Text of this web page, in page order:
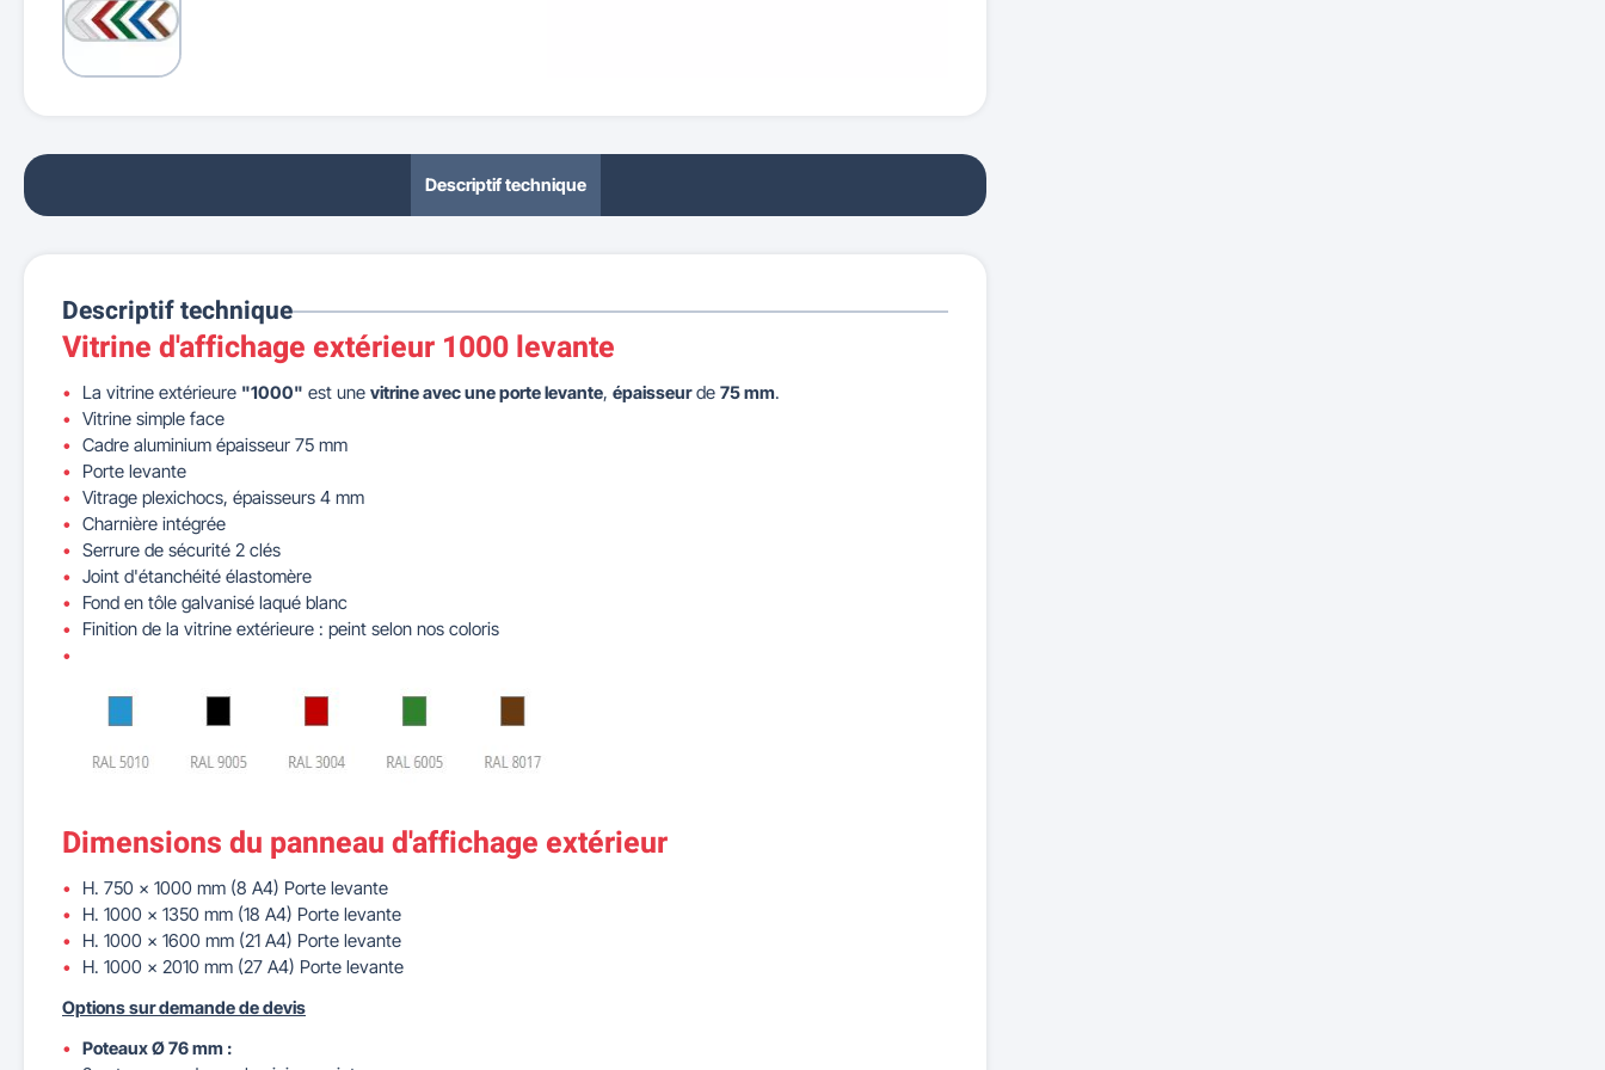
Descriptif technique
Descriptif technique
Vitrine d'affichage extérieur 1000 levante
La vitrine extérieure "1000" est une vitrine avec une porte levante, épaisseurde 75 mm.
Vitrine simple face
Cadre aluminium épaisseur 75 mm
Porte levante
Vitrage plexichocs, épaisseurs 4 mm
Charnière intégrée
Serrure de sécurité 2 clés
Joint d'étanchéité élastomère
Fond en tôle galvanisé laqué blanc
Finition de la vitrine extérieure : peint selon nos coloris
Dimensions du panneau d'affichage extérieur
H. 750 x 1000 mm (8 A4) Porte levante
H. 1000 x 1350 mm (18 A4) Porte levante
H. 1000 x 1600 mm (21 A4) Porte levante
H. 1000 x 2010 mm (27 A4) Porte levante
Options sur demande de devis
Poteaux Ø 76 mm :